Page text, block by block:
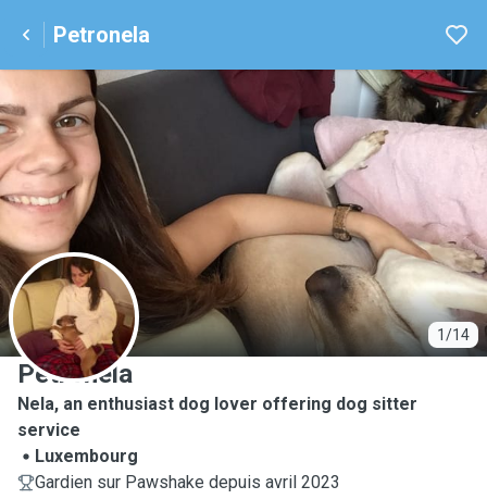
Petronela
1/14
P
Petronela
Nela, an enthusiast dog lover offering dog sitter
service
Luxembourg
Gardien sur Pawshake depuis avril 2023